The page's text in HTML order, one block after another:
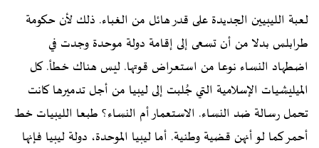
لعبة الليبيين الجديدة على قدر هائل من الغباء. ذلك لأن حكومة
طرابلس بدلا من أن تسعى إلى إقامة دولة موحدة وجدت في
اضطهاد النساء نوعا من استعراض قوتها. ليس هناك خطأ. كل
الميليشيات الإسلامية التي جُلبت إلى ليبيا من أجل تدميرها كانت
تحمل رسالة ضد النساء. الاستعمار أم النساء؟ طبعا الليبيات خط
أحمر كما لو أنهن قضية وطنية. أما ليبيا الموحدة، دولة ليبيا فإنها